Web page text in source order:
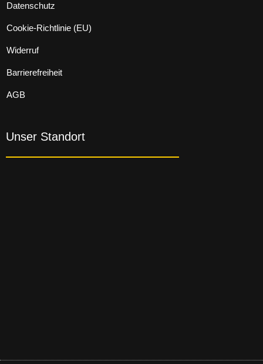
Datenschutz
Cookie-Richtlinie (EU)
Widerruf
Barrierefreiheit
AGB
Unser Standort